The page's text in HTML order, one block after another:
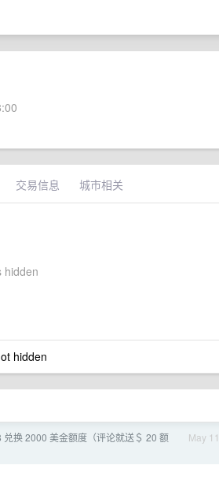
交易信息 城市相关
hidden
hidden
May 11
换 2000 美金额度（评论就送＄ 20 额